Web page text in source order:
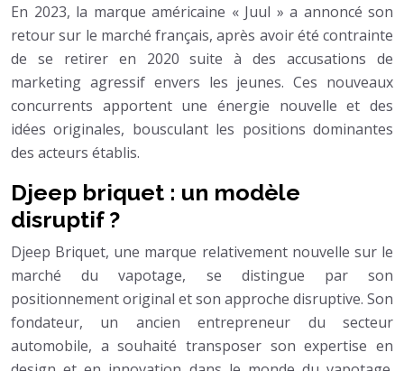
En 2023, la marque américaine « Juul » a annoncé son
retour sur le marché français, après avoir été contrainte
de se retirer en 2020 suite à des accusations de
marketing agressif envers les jeunes. Ces nouveaux
concurrents apportent une énergie nouvelle et des
idées originales, bousculant les positions dominantes
des acteurs établis.
Djeep briquet : un modèle
disruptif ?
Djeep Briquet, une marque relativement nouvelle sur le
marché du vapotage, se distingue par son
positionnement original et son approche disruptive. Son
fondateur, un ancien entrepreneur du secteur
automobile, a souhaité transposer son expertise en